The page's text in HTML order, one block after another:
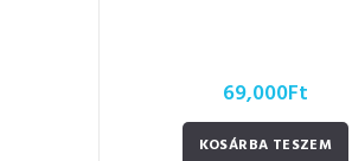
69,000Ft
KOSÁRBA TESZEM